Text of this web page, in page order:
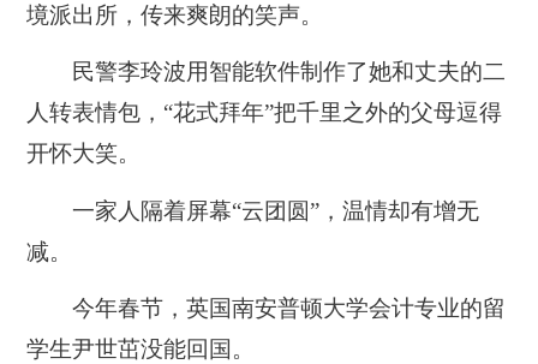
境派出所，传来爽朗的笑声。
民警李玲波用智能软件制作了她和丈夫的二
人转表情包，“花式拜年”把千里之外的父母逗得
开怀大笑。
一家人隔着屏幕“云团圆”，温情却有增无
减。
今年春节，英国南安普顿大学会计专业的留
学生尹世茁没能回国。